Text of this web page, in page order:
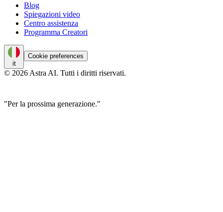
Blog
Spiegazioni video
Centro assistenza
Programma Creatori
it
Cookie preferences
© 2026 Astra AI. Tutti i diritti riservati.
"Per la prossima generazione."